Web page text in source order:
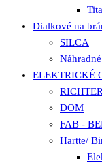
Dialkové na
SILCA
ELEKTRICKÉ
RICHTER
DOM
FAB -
Hartte/